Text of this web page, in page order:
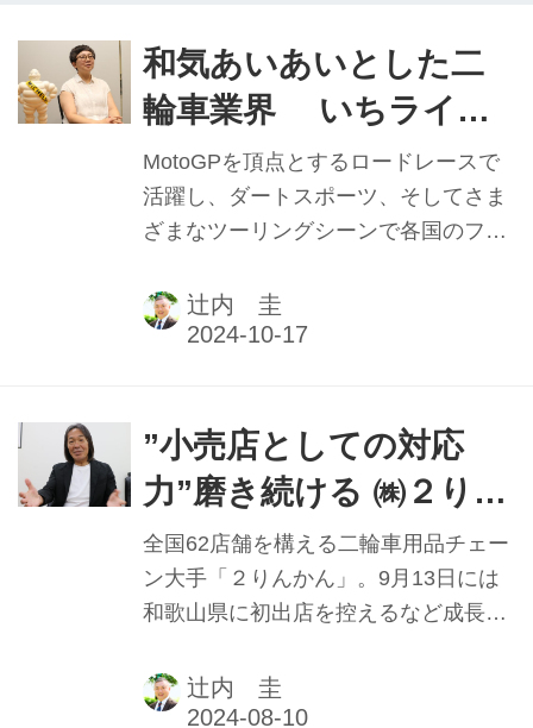
和気あいあいとした二
輪車業界 いちライダ
ーとしても楽しむ 日本
ミシュランタイヤ(株)
二輪車事業部 部長 佐
藤章子氏
MotoGPを頂点とするロードレースで
活躍し、ダートスポーツ、そしてさま
ざまなツーリングシーンで各国のファ
人においては2023年10月より、二輪事
業部のトップに佐藤章子氏が就いてい
てツーリングを楽しんでいるという。
その動機と、二輪車業界の印象につい
て聞いた。
辻内 圭
”小売店としての対応
力”磨き続ける ㈱２りん
かんイエローハット代
表取締役社長 石渡 淳
氏
全国62店舗を構える二輪車用品チェー
ン大手「２りんかん」。9月13日には
和歌山県に初出店を控えるなど成長を
じめとするイベント開催にも精力的
だ。15年にわたり舵を切ってきた石渡
辻内 圭